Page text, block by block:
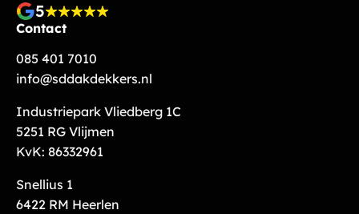
5
Contact
085 401 7010
info@sddakdekkers.nl
Industriepark Vliedberg 1C
5251 RG Vlijmen
KvK: 86332961
Snellius 1
6422 RM Heerlen